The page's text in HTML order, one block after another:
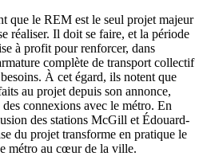
que le REM est le seul projet majeur
réaliser. Il doit se faire, et la période
à profit pour renforcer, dans
complète de transport collectif
À cet égard, ils notent que
au projet depuis son annonce,
connexions avec le métro. En
des stations McGill et Édouard-
du projet transforme en pratique le
métro au cœur de la ville.